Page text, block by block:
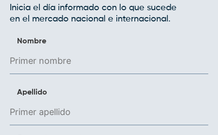
dysfunction pills walmart kraze xl weight loss
reviews what is the best medical weight loss
medically proven weight loss pills
without diet weight loss problem
Inicia el día informado con lo que sucede
en el mercado nacional e internacional.
Nombre
Apellido